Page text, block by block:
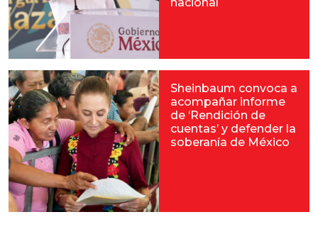
Sheinbaum convoca a
acompañar informe
de ‘Rendición de
cuentas’ y defender la
soberanía de México